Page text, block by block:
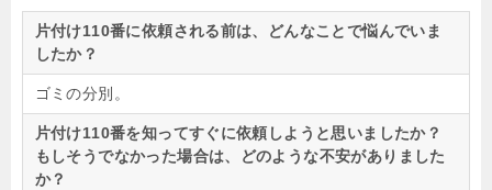
片付け110番に依頼される前は、どんなことで悩んでいま
したか？
ゴミの分別。
片付け110番を知ってすぐに依頼しようと思いましたか？
もしそうでなかった場合は、どのような不安がありました
か？